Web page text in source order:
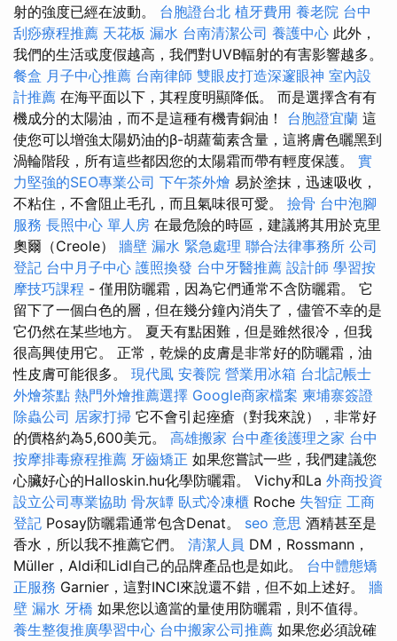
射的強度已經在波動。 台胞證台北 植牙費用 養老院 台中
刮痧療程推薦 天花板 漏水 台南清潔公司 養護中心 此外，
我們的生活或度假越高，我們對UVB輻射的有害影響越多。
餐盒 月子中心推薦 台南律師 雙眼皮打造深邃眼神 室內設
計推薦 在海平面以下，其程度明顯降低。 而是選擇含有有
機成分的太陽油，而不是這種有機青銅油！ 台胞證宜蘭 這
使您可以增強太陽奶油的β-胡蘿蔔素含量，這將膚色曬黑到
渦輪階段，所有這些都因您的太陽霜而帶有輕度保護。 實
力堅強的SEO專業公司 下午茶外燴 易於塗抹，迅速吸收，
不粘住，不會阻止毛孔，而且氣味很可愛。 撿骨 台中泡腳
服務 長照中心 單人房 在最危險的時區，建議將其用於克里
奧爾（Creole） 牆壁 漏水 緊急處理 聯合法律事務所 公司
登記 台中月子中心 護照換發 台中牙醫推薦 設計師 學習按
摩技巧課程 - 僅用防曬霜，因為它們通常不含防曬霜。 它
留下了一個白色的層，但在幾分鐘內消失了，儘管不幸的是
它仍然在某些地方。 夏天有點困難，但是雖然很冷，但我
很高興使用它。 正常，乾燥的皮膚是非常好的防曬霜，油
性皮膚可能很多。 現代風 安養院 營業用冰箱 台北記帳士
外燴茶點 熱門外燴推薦選擇 Google商家檔案 柬埔寨簽證
除蟲公司 居家打掃 它不會引起痤瘡（對我來說），非常好
的價格約為5,600美元。 高雄搬家 台中產後護理之家 台中
按摩排毒療程推薦 牙齒矯正 如果您嘗試一些，我們建議您
心臟好心的Halloskin.hu化學防曬霜。 Vichy和La 外商投資
設立公司專業協助 骨灰罈 臥式冷凍櫃 Roche 失智症 工商
登記 Posay防曬霜通常包含Denat。 seo 意思 酒精甚至是
香水，所以我不推薦它們。 清潔人員 DM，Rossmann，
Müller，Aldi和Lidl自己的品牌產品也是如此。 台中體態矯
正服務 Garnier，這對INCI來說還不錯，但不如上述好。 牆
壁 漏水 牙橋 如果您以適當的量使用防曬霜，則不值得。
養生整復推廣學習中心 台中搬家公司推薦 如果您必須說確